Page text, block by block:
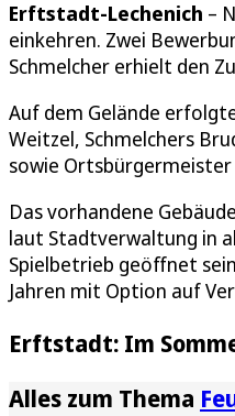
Erftstadt-Lechenich –
einkehren. Zwei
Schmelcher erhielt den
Auf dem Gelände
Weitzel, Schmelchers
sowie Ortsbürgermeister
Das vorhandene
laut Stadtverwaltung in
Spielbetrieb geöffnet
Jahren mit Option auf
Erftstadt: Im
Alles zum Thema